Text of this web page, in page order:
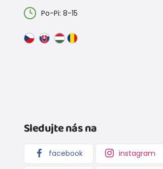
Po-Pi: 8-15
Sledujte nás na
facebook instagram